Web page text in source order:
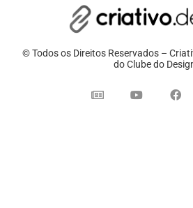
© Todos os Direitos Reservados –
do Clube do